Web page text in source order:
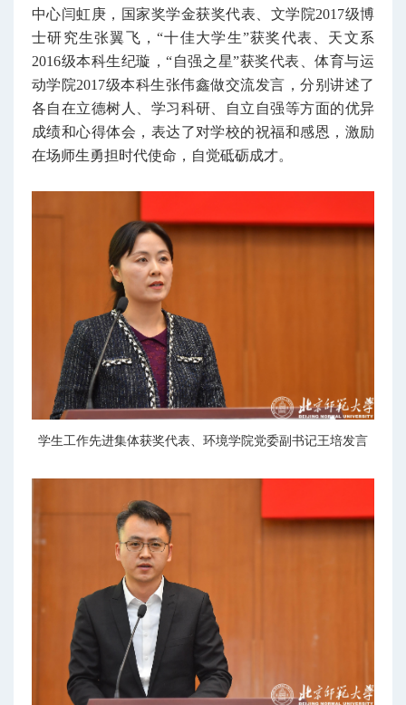
中心闫虹庚，国家奖学金获奖代表、文学院2017级博
士研究生张翼飞，“十佳大学生”获奖代表、天文系
2016级本科生纪璇，“自强之星”获奖代表、体育与运
动学院2017级本科生张伟鑫做交流发言，分别讲述了
各自在立德树人、学习科研、自立自强等方面的优异
成绩和心得体会，表达了对学校的祝福和感恩，激励
在场师生勇担时代使命，自觉砥砺成才。
学生工作先进集体获奖代表、环境学院党委副书记王培发言